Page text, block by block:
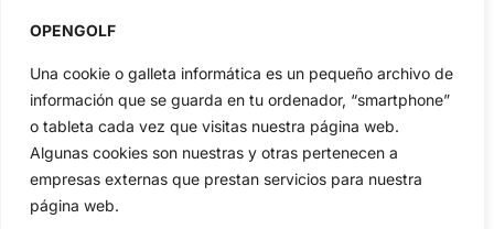
OPENGOLF
Una cookie o galleta informática es un pequeño archivo de
información que se guarda en tu ordenador, “smartphone”
o tableta cada vez que visitas nuestra página web.
Algunas cookies son nuestras y otras pertenecen a
empresas externas que prestan servicios para nuestra
página web.
Inicio
Actualidad
Amateurs
Circuitos
Especiales
Reglas
Vídeos
De Interés
Compañía